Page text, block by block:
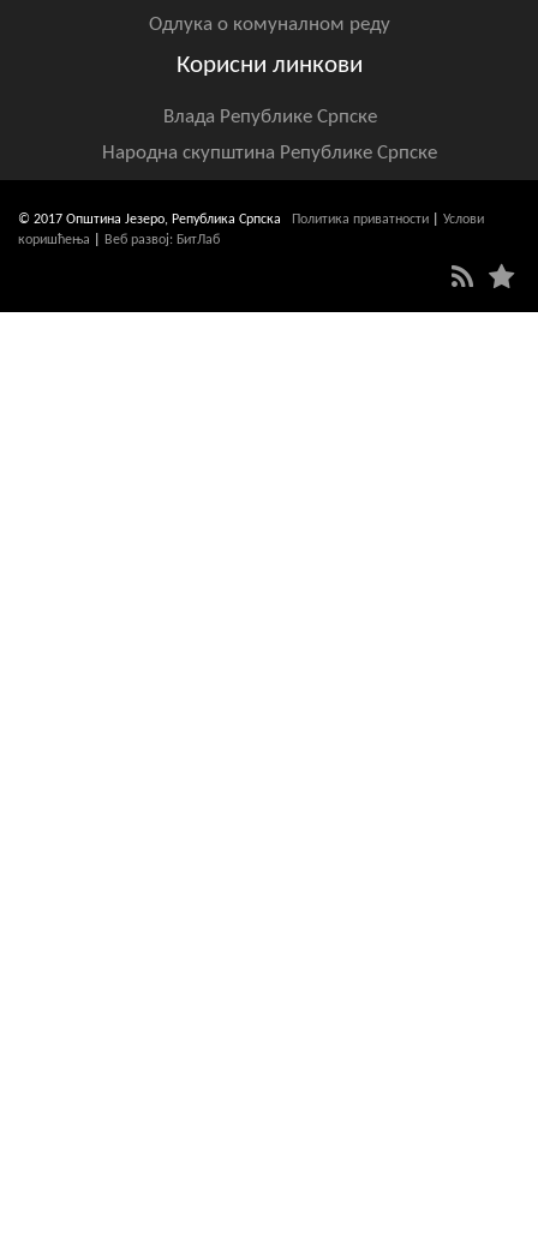
Одлука о комуналном реду
Корисни линкови
Влада Републике Српске
Народна скупштина Републике Српске
© 2017 Општина Језеро, Република Српска Политика приватности
Услови
коришћења
Веб развој: БитЛаб